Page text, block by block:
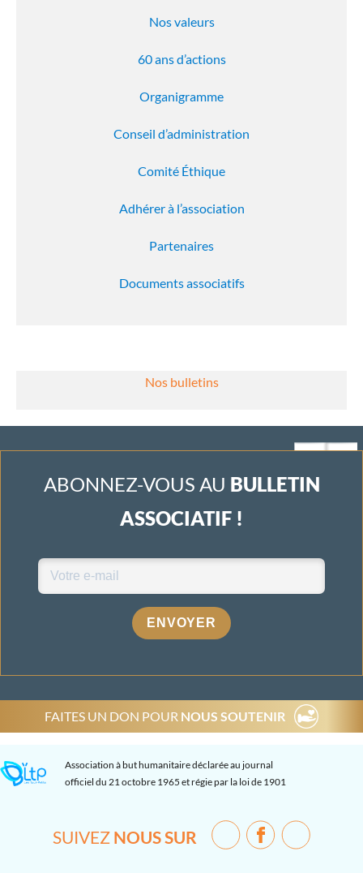
Nos valeurs
60 ans d’actions
Organigramme
Conseil d’administration
Comité Éthique
Adhérer à l’association
Partenaires
Documents associatifs
Nos bulletins
ABONNEZ-VOUS AU BULLETIN
ASSOCIATIF !
ENVOYER
FAITES UN DON POUR NOUS SOUTENIR
Association à but humanitaire déclarée au journal
officiel du 21 octobre 1965 et régie par la loi de 1901
SUIVEZ NOUS SUR